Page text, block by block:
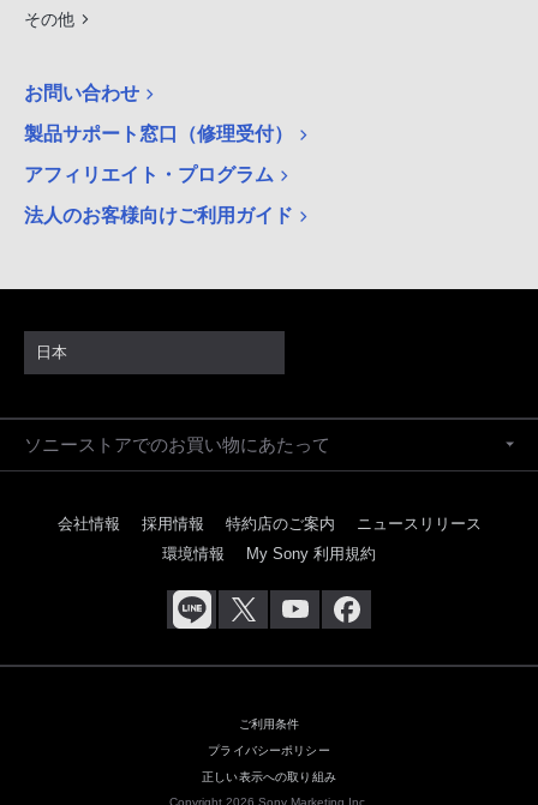
その他
お問い合わせ
製品サポート窓口（修理受付）
アフィリエイト・プログラム
法人のお客様向けご利用ガイド
日本
ソニーストアでのお買い物にあたって
会社情報 採用情報 特約店のご案内
ニュースリリース
環境情報
My Sony 利用規約
ご利用条件
プライバシーポリシー
正しい表示への取り組み
Copyright 2026 Sony Marketing Inc.